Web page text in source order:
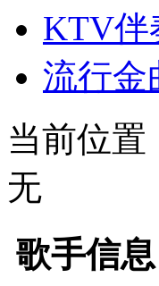
KTV伴
流行金
当前位置
无
歌手信息